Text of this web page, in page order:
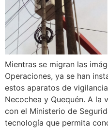
Mientras se migran las
Operaciones, ya se han
estos aparatos de
Necochea y Quequén. A la
con el Ministerio de
tecnología que permita